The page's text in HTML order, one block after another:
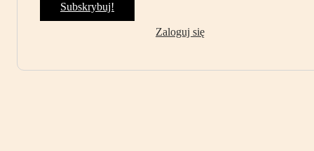
Subskrybuj!
Zaloguj się